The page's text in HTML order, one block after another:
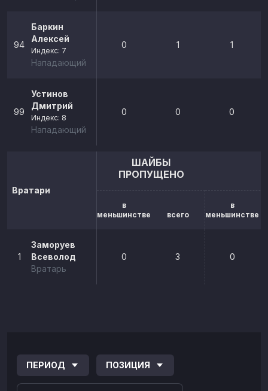
94
Баркин
Алексей
Индекс: 7
Нападающий
0 1 1
99
Устинов
Дмитрий
Индекс: 8
Нападающий
0 0 0
Вратари
ШАЙБЫ
ПРОПУЩЕНО
в
меньшинстве
всего
в
меньшинстве
1
Заморуев
Всеволод
Вратарь
0 3 0
ПЕРИОД ПОЗИЦИЯ